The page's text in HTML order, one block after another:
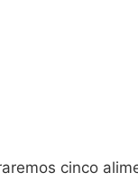
cinco